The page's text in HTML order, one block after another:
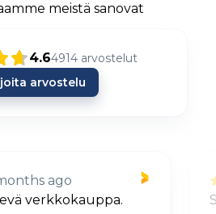
meistä sanovat
4.64914 arvostelut
arvostelu
ago
verkkokauppa.